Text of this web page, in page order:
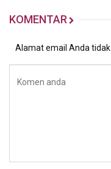
KOMENTAR
Alamat email Anda